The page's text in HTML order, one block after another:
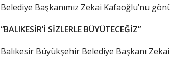
Belediye Başkanımız Zekai Kafaoğlu’nu
“BALIKESİR’İ SİZLERLE BÜYÜTECEĞİZ”
Balıkesir Büyükşehir Belediye Başkanı